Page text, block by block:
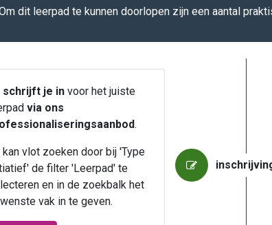
dit leerpad te kunnen doorlopen zijn een aantal
schrijft je in voor het juiste
via ons
.
vlot zoeken door bij 'Type
de filter 'Leerpad' te
en in de zoekbalk het
vak in te geven.